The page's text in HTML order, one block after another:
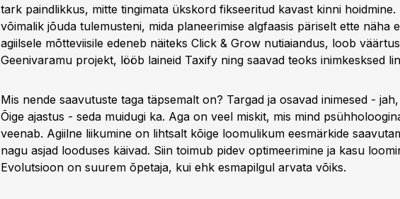
tark paindlikkus, mitte tingimata ükskord fikseeritud kavast kinni
võimalik jõuda tulemusteni, mida planeerimise algfaasis päriselt ette näha
agiilsele mõtteviisile edeneb näiteks Click & Grow nutiaiandus, loob
Geenivaramu projekt, lööb laineid Taxify ning saavad teoks inimkesksed
Mis nende saavutuste taga täpsemalt on? Targad ja osavad inimesed -
Õige ajastus - seda muidugi ka. Aga on veel miskit, mis mind
veenab. Agiilne liikumine on lihtsalt kõige loomulikum eesmärkide
nagu asjad looduses käivad. Siin toimub pidev optimeerimine ja kasu
Evolutsioon on suurem õpetaja, kui ehk esmapilgul arvata võiks.